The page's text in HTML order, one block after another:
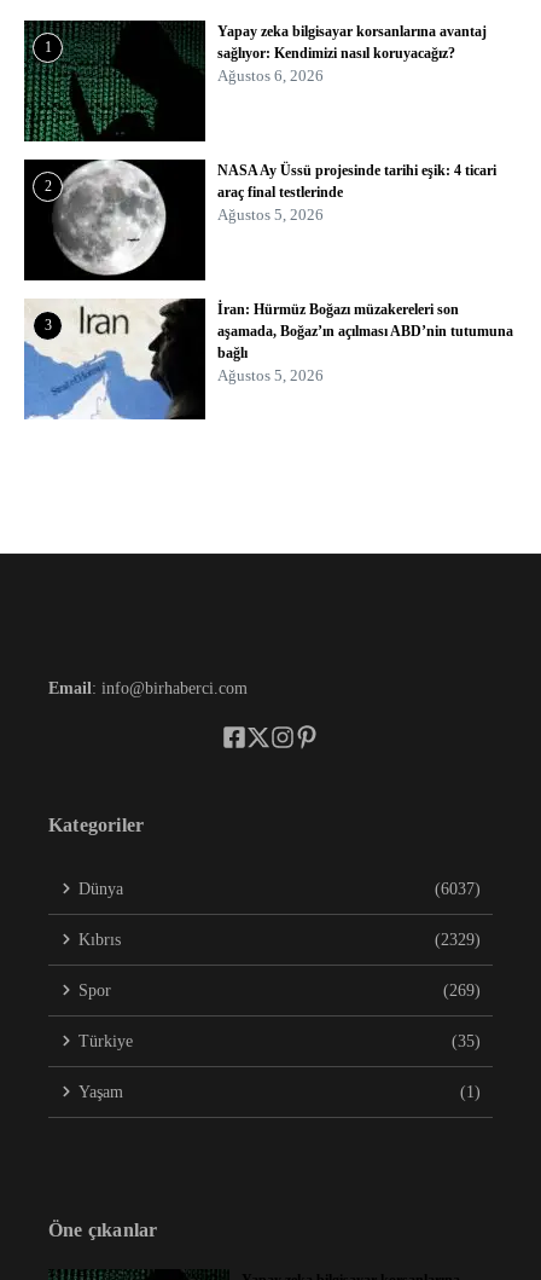
1
Yapay zeka bilgisayar korsanlarına avantaj
sağlıyor: Kendimizi nasıl koruyacağız?
Ağustos 6, 2026
2
NASA Ay Üssü projesinde tarihi eşik: 4 ticari
araç final testlerinde
Ağustos 5, 2026
3
İran: Hürmüz Boğazı müzakereleri son
aşamada, Boğaz’ın açılması ABD’nin tutumuna
bağlı
Ağustos 5, 2026
Email : info@birhaberci.com
Kategoriler
Dünya (6037)
Kıbrıs (2329)
Spor (269)
Türkiye (35)
Yaşam (1)
Öne çıkanlar